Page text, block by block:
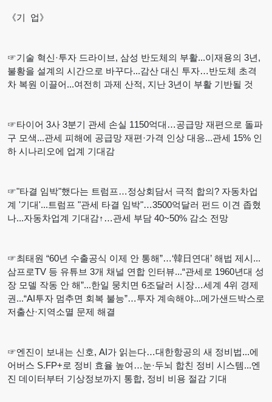
《기 업》
☞기술 혁신·투자 드라이브, 삼성 반도체의 부활...이재용의 3년,
불황을 설계의 시간으로 바꾸다...감산 대신 투자…반도체 초격
차 복원 이끌어...여전히 과제 산적, 지난 3년이 부활 기반될 것
☞타이어 3사 3분기 관세 손실 1150억대…공급망 재편으로 돌파
구 모색...관세 피해에 공급망 재편·가격 인상 대응...관세 15% 인
하 시나리오에 업계 기대감
☞"타결 임박"했다는 트럼프…정상회담서 극적 합의? 자동차업
계 '기대'...트럼프 "관세 타결 임박"…3500억달러 펀드 이견 좁혔
나...자동차업계 기대감↑…관세 부담 40~50% 감소 전망
☞최태원 “60년 수출공식 이제 안 통해”…‘韓日연대’ 해법 제시...
삼프로TV 등 유튜브 3개 채널 연합 인터뷰...“관세로 1960년대 성
장 모델 작동 안 해”...한일 뭉치면 6조달러 시장…세계 4위 경제
권...“AI투자 멈추면 회복 불능”…투자 계속해야...메가샌드박스로
저출산·지역소멸 문제 해결
☞엔진이 보내는 신호, AI가 읽는다…대한항공의 새 정비법...에
어버스 S.FP+로 정비 효율 높여…눈·두뇌 합친 정비 시스템...엔
진 데이터부터 기상정보까지 통합, 정비 비용 절감 기대